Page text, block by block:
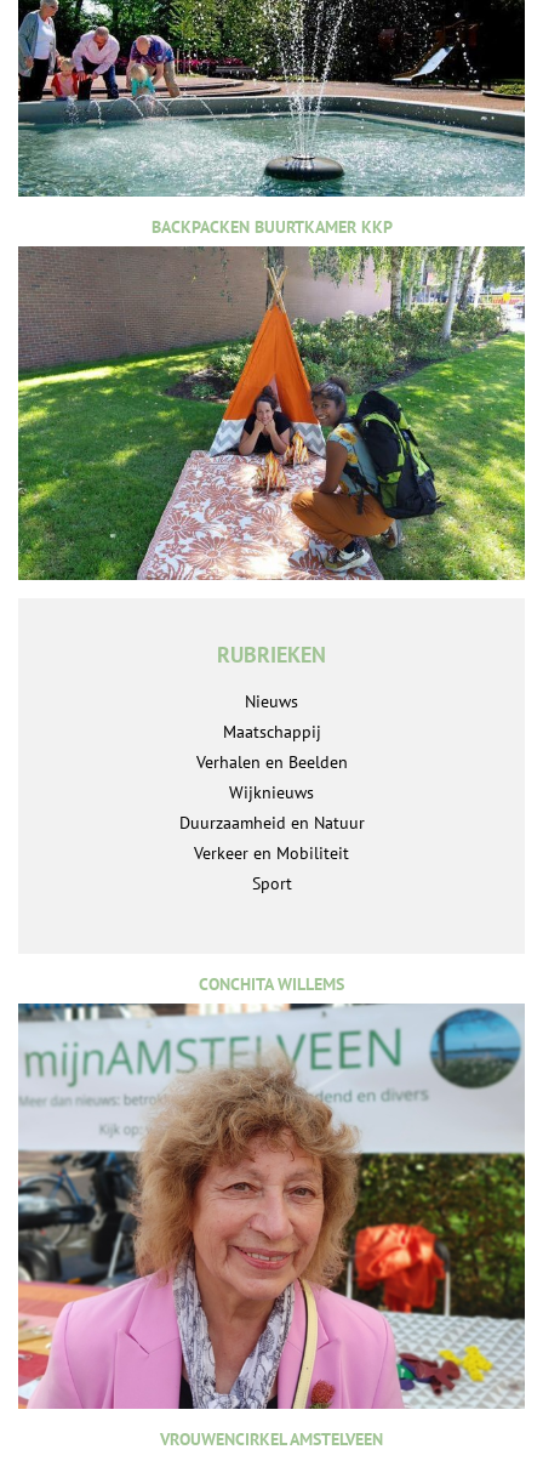
BACKPACKEN BUURTKAMER KKP
RUBRIEKEN
Nieuws
Maatschappij
Verhalen en Beelden
Wijknieuws
Duurzaamheid en Natuur
Verkeer en Mobiliteit
Sport
CONCHITA WILLEMS
VROUWENCIRKEL AMSTELVEEN